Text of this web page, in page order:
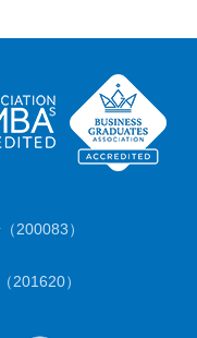
200083）
201620）